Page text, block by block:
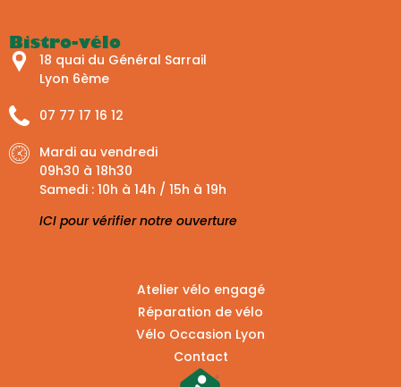
Bistro-vélo
18 quai du Général Sarrail
Lyon 6ème
07 77 17 16 12
Mardi au vendredi
09h30 à 18h30
Samedi : 10h à 14h / 15h à 19h
ICI pour vérifier notre ouverture
Atelier vélo engagé
Réparation de vélo
Vélo Occasion Lyon
Contact